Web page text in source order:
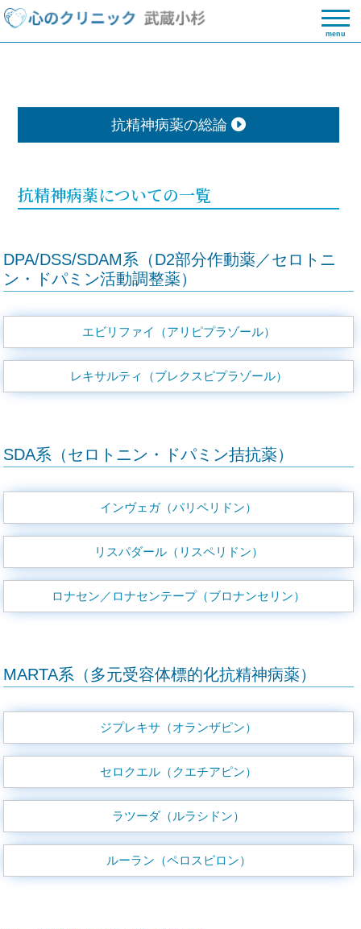
menu
抗精神病薬の総論
抗精神病薬についての一覧
DPA/DSS/SDAM系（D2部分作動薬／セロトニ
ン・ドパミン活動調整薬）
エビリファイ（アリピプラゾール）
レキサルティ（ブレクスピプラゾール）
SDA系（セロトニン・ドパミン拮抗薬）
インヴェガ（パリペリドン）
リスパダール（リスペリドン）
ロナセン／ロナセンテープ（ブロナンセリン）
MARTA系（多元受容体標的化抗精神病薬）
ジプレキサ（オランザピン）
セロクエル（クエチアピン）
ラツーダ（ルラシドン）
ルーラン（ペロスピロン）